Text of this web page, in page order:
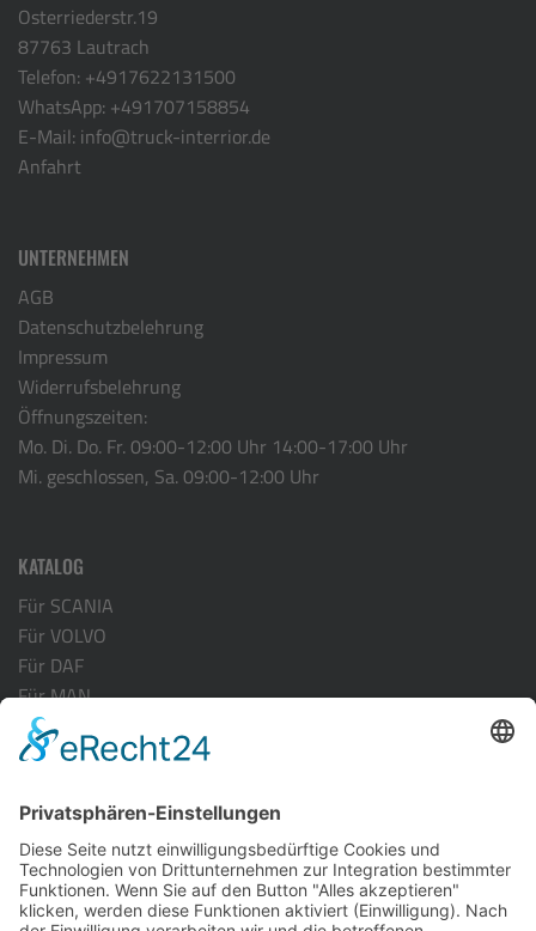
Osterriederstr.19
87763 Lautrach
Telefon: +4917622131500
WhatsApp: +491707158854
E-Mail: info@truck-interrior.de
Anfahrt
UNTERNEHMEN
AGB
Datenschutzbelehrung
Impressum
Widerrufsbelehrung
Öffnungszeiten:
Mo. Di. Do. Fr. 09:00-12:00 Uhr 14:00-17:00 Uhr
Mi. geschlossen, Sa. 09:00-12:00 Uhr
KATALOG
Für SCANIA
Für VOLVO
Für DAF
Für MAN
Für ACTROS MP-4
Für RENAULT
INFORMATION
Versandarten
Zahlungsarten